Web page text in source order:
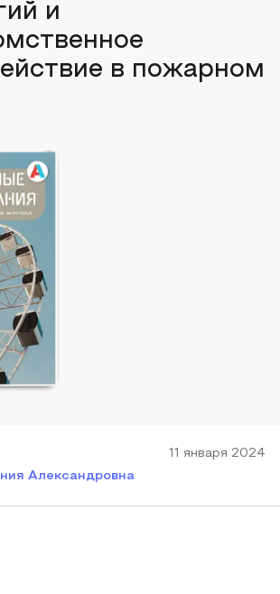
и
в пожарном
Александровна
11 января 2024